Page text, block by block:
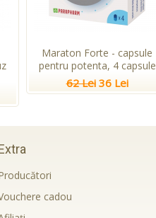
Maraton Forte - capsule
pentru potenta, 4 capsule
62 Lei 36 Lei
cadou